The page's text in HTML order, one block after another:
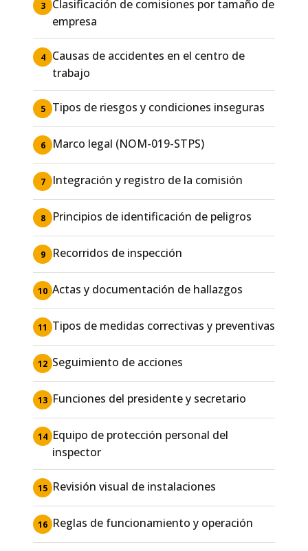
3
Clasificación de comisiones por tamaño de
empresa
4
Causas de accidentes en el centro de
trabajo
5 Tipos de riesgos y condiciones inseguras
6 Marco legal (NOM-019-STPS)
7 Integración y registro de la comisión
8 Principios de identificación de peligros
9 Recorridos de inspección
10 Actas y documentación de hallazgos
11 Tipos de medidas correctivas y preventivas
12 Seguimiento de acciones
13 Funciones del presidente y secretario
14 Equipo de protección personal del
inspector
15 Revisión visual de instalaciones
16 Reglas de funcionamiento y operación